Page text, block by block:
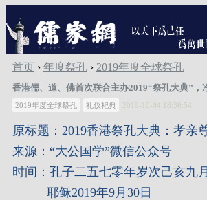
首页 › 年度祭孔 › 2019年度全球祭孔
香港儒、道、佛首次联合主办2019“祭孔大典”，
2019年度全球祭孔 礼仪祀典 2019-10-04 18:36:54
原标题：2019香港祭孔大典：孝亲
来源：“大公国学”微信公众号
时间：孔子二五七零年岁次己亥九
耶稣2019年9月30日